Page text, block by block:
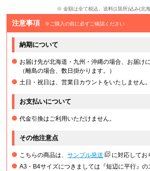
※ 金額は全て税込、送料(1箇所)込み(北
注意事項 ※ご購入の前に必ずご確認ください
納期について
お届け先が北海道・九州・沖縄の場合、お届け
（離島の場合、数日掛かります。）
土日・祝日は、営業日カウントをいたしません。
お支払いについて
代金引換はご利用いただけません。
その他注意点
こちらの商品は、サンプル発送
に対応してお
A3・B4サイズにつきましては『短辺に平行』